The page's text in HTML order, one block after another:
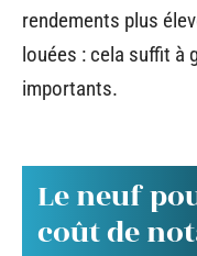
rendements plus
louées : cela suffit à
importants.
Le neuf
coût de